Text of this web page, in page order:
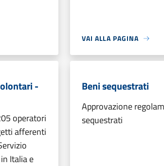
VAI ALLA PAGINA
-
operatori
afferenti
Italia e
Beni sequestrati
Approvazione
sequestrati